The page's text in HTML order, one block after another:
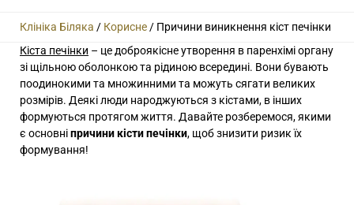
Клініка Біляка / Корисне/ Причини виникнення кіст печінки
Кіста печінки – це доброякісне утворення в паренхімі органу
зі щільною оболонкою та рідиною всередині. Вони бувають
поодинокими та множинними та можуть сягати великих
розмірів. Деякі люди народжуються з кістами, в інших
формуються протягом життя. Давайте розберемося, якими
є основніпричини кісти печінки, щоб знизити ризик їх
формування!